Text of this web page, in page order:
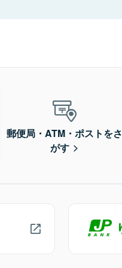
郵便局・ATM・ポストをさ
がす